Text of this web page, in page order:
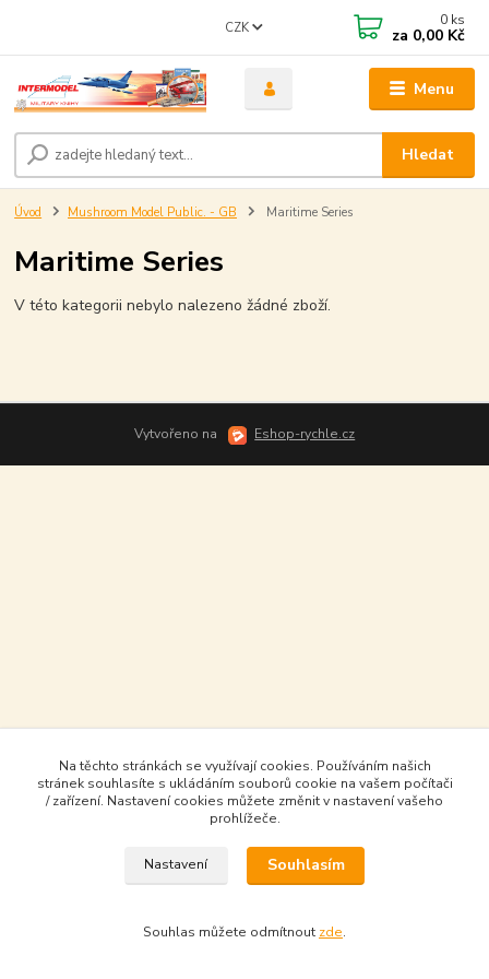
Menu
CZK
Hledat
0 ks
za 0,00 Kč
Úvod Mushroom Model Public. - GB Maritime Series
Maritime Series
V této kategorii nebylo nalezeno žádné zboží.
Vytvořeno na Eshop-rychle.cz
Na těchto stránkách se využívají cookies. Používáním našich
stránek souhlasíte s ukládáním souborů cookie na vašem počítači
/ zařízení. Nastavení cookies můžete změnit v nastavení vašeho
prohlížeče.
Nastavení Souhlasím
Souhlas můžete odmítnout zde.